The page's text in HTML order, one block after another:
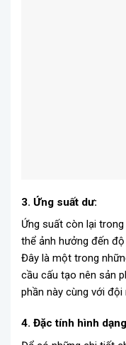
3. Ứng suất dư:
Ứng suất còn lại
thể ảnh hưởng đến
Đây là một trong
cầu cấu tạo nên sản
phần này cùng với đội
4. Đặc tính hình